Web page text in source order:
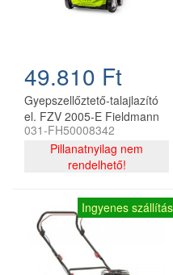
49.810 Ft
Gyepszellőztető-talajlazító
el. FZV 2005-E Fieldmann
1500W, 32 cm, 40l
031-FH50008342
Pillanatnyilag nem
rendelhető!
Ingyenes szállítás